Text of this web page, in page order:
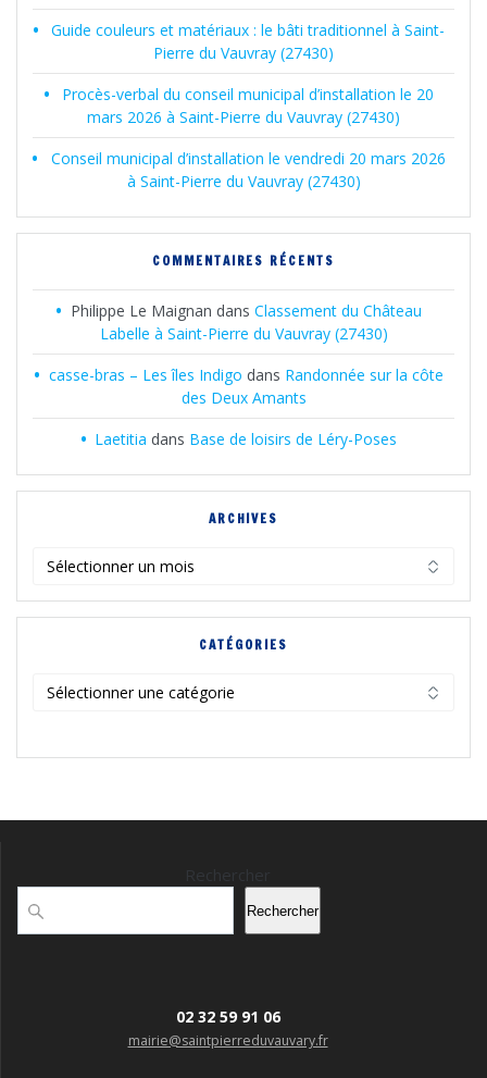
Guide couleurs et matériaux : le bâti traditionnel à Saint-
Pierre du Vauvray (27430)
Procès-verbal du conseil municipal d’installation le 20
mars 2026 à Saint-Pierre du Vauvray (27430)
Conseil municipal d’installation le vendredi 20 mars 2026
à Saint-Pierre du Vauvray (27430)
COMMENTAIRES RÉCENTS
Philippe Le Maignan dans Classement du Château
Labelle à Saint-Pierre du Vauvray (27430)
casse-bras – Les îles Indigo dans Randonnée sur la côte
des Deux Amants
Laetitia dans Base de loisirs de Léry-Poses
ARCHIVES
CATÉGORIES
Rechercher
02 32 59 91 06
mairie@saintpierreduvauvary.fr